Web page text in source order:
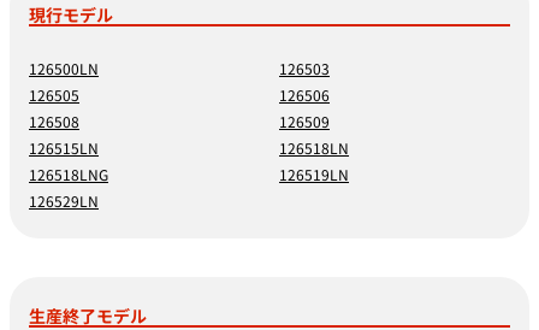
現行モデル
126500LN
126503
126505
126506
126508
126509
126515LN
126518LN
126518LNG
126519LN
126529LN
生産終了モデル